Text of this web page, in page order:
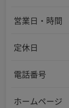
営業日・時間
定休日
電話番号
ホームページ